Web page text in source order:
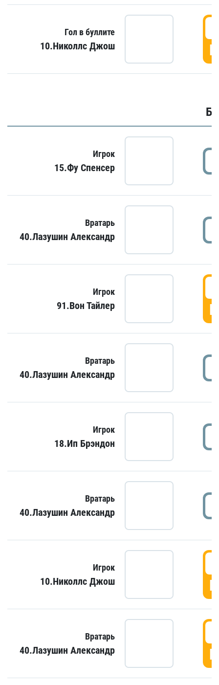
Гол в буллите
10.Николлс Джош
Игрок
15.Фу Спенсер
Вратарь
40.Лазушин Александр
Игрок
91.Вон Тайлер
Вратарь
40.Лазушин Александр
Игрок
18.Ип Брэндон
Вратарь
40.Лазушин Александр
Игрок
10.Николлс Джош
Вратарь
40.Лазушин Александр